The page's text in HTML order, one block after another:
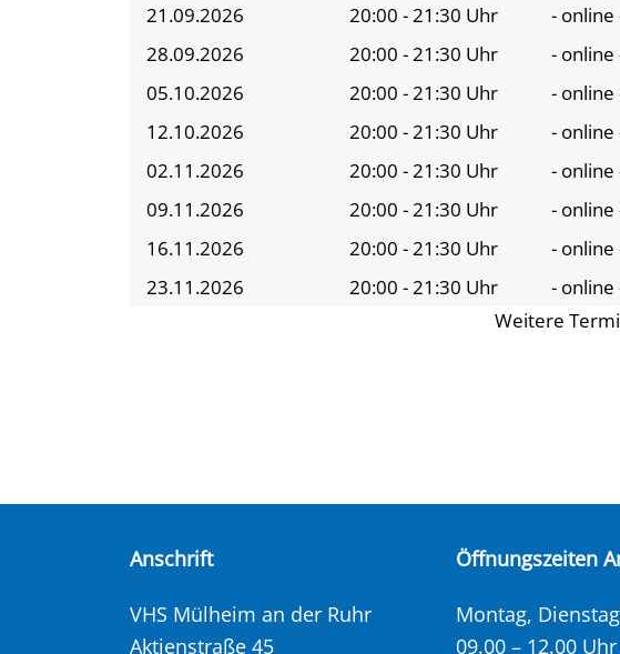
21.09.2026
20:00 - 21:30 Uhr
- online
28.09.2026
20:00 - 21:30 Uhr
- online
05.10.2026
20:00 - 21:30 Uhr
- online
12.10.2026
20:00 - 21:30 Uhr
- online
02.11.2026
20:00 - 21:30 Uhr
- online
09.11.2026
20:00 - 21:30 Uhr
- online
16.11.2026
20:00 - 21:30 Uhr
- online
23.11.2026
20:00 - 21:30 Uhr
- online
Weitere
Anschrift
VHS Mülheim an der Ruhr
Aktienstraße 45
Öffnungszeiten
Montag,
09.00 – 12.00 Uhr